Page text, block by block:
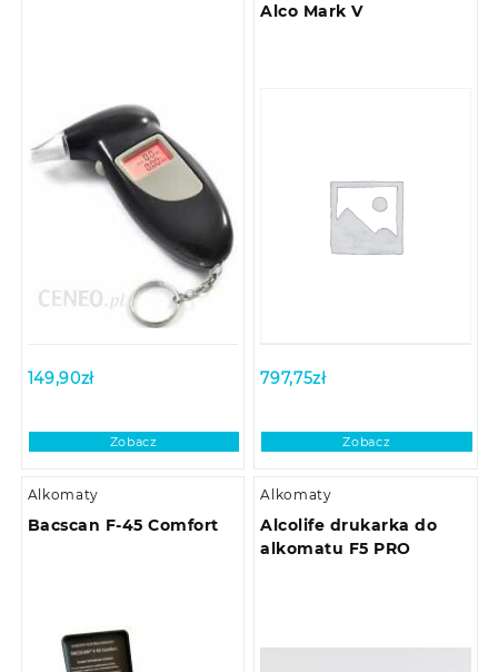
149,90zł
Zobacz
Alco Mark V
797,75zł
Zobacz
Alkomaty
Bacscan F-45 Comfort
Alkomaty
Alcolife drukarka do
alkomatu F5 PRO